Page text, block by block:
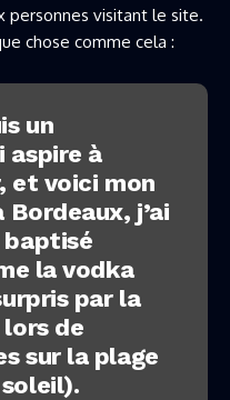
personnes visitant le site.
chose comme cela :
un
aspire à
et voici mon
j’ai
baptisé
la vodka
par la
de
sur la plage